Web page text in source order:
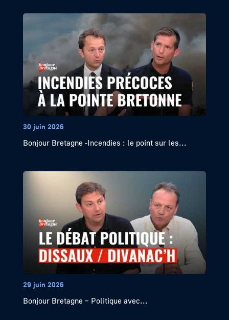
30 juin 2026
Bonjour Bretagne -Incendies : le point sur les...
29 juin 2026
Bonjour Bretagne – Politique avec...